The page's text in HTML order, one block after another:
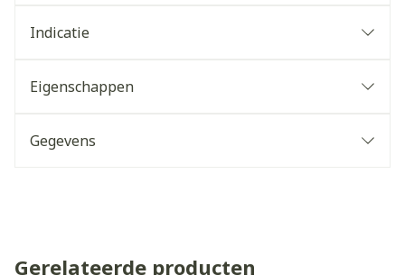
Indicatie
Eigenschappen
Gegevens
Gerelateerde producten